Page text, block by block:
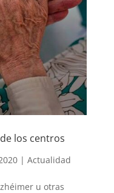
los centros
| Actualidad
u otras